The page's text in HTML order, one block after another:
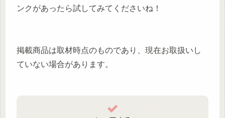
ンクがあったら試してみてくださいね！
掲載商品は取材時点のものであり、現在お取扱いし
ていない場合があります。